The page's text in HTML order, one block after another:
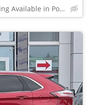
(In-House Financing Available in Port Coquitlam)